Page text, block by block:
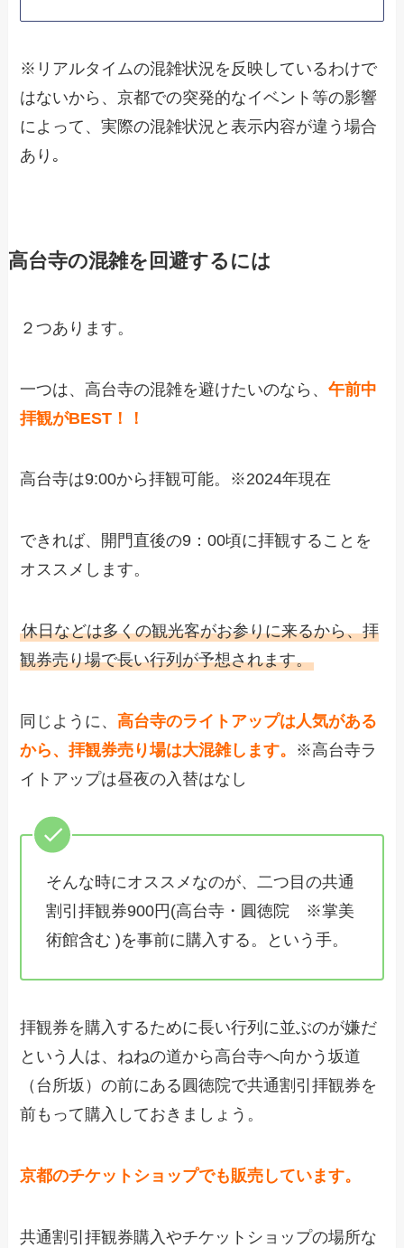
※リアルタイムの混雑状況を反映しているわけで
はないから、京都での突発的なイベント等の影響
によって、実際の混雑状況と表示内容が違う場合
あり｡
高台寺の混雑を回避するには
２つあります。
一つは、高台寺の混雑を避けたいのなら、午前中
拝観がBEST！！
高台寺は9:00から拝観可能。※2024年現在
できれば、開門直後の9：00頃に拝観することを
オススメします。
休日などは多くの観光客がお参りに来るから、拝
観券売り場で長い行列が予想されます。
同じように、高台寺のライトアップは人気がある
から、拝観券売り場は大混雑します。 ※高台寺ラ
イトアップは昼夜の入替はなし
そんな時にオススメなのが、二つ目の共通
割引拝観券900円(高台寺・圓徳院 ※掌美
術館含む )を事前に購入する。という手。
拝観券を購入するために長い行列に並ぶのが嫌だ
という人は、ねねの道から高台寺へ向かう坂道
（台所坂）の前にある圓徳院で共通割引拝観券を
前もって購入しておきましょう。
京都のチケットショップでも販売しています。
共通割引拝観券購入やチケットショップの場所な